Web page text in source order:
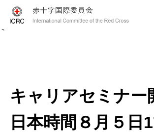
<
キャリアセミナー
日本時間８月５日